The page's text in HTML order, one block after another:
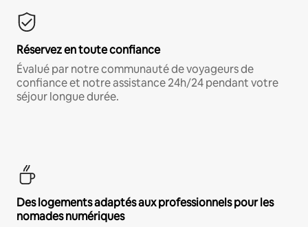
Réservez en toute confiance
Évalué par notre communauté de voyageurs de
confiance et notre assistance 24h/24 pendant votre
séjour longue durée.
Des logements adaptés aux professionnels pour les
nomades numériques